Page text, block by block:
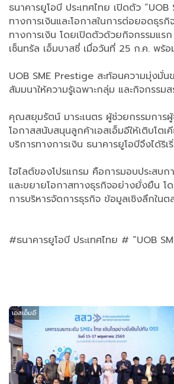
ธนาคารยูโอบี ประเทศไทย เปิดตัว
ทางการเงินและโอกาสในการต่อยอดธุ
ทางการเงิน โดยเปิดตัวด้วยกิจกรรมแ
เซ็นทรัล เอ็มบาสซี่ เมื่อวันที่ 25 ก.ค. พ
UOB SME Prestige สะท้อนความมุ่งมั่
สัมมนาให้ความรู้เฉพาะกลุ่ม และกิจกรร
คุณสยุมรัตน์ มาระเนตร ผู้ช่วยกรรมการผู้
โอกาสสนับสนุนลูกค้าเอสเอ็มอีให้เติบโ
บริการทางการเงิน ธนาคารยูโอบีจึงได้
ไฮไลต์ของโปรแกรม คือการมอบประสบ
และขยายโอกาสทางธุรกิจอย่างยั่งยืน
การบริหารจัดการธุรกิจ ข้อมูลเชิงลึกใน
#ธนาคารยูโอบี ประเทศไทย # “UOB
เอสเอ็มอี